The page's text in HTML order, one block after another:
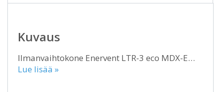
Kuvaus
Ilmanvaihtokone Enervent LTR-3 eco MDX-E…
Lue lisää »